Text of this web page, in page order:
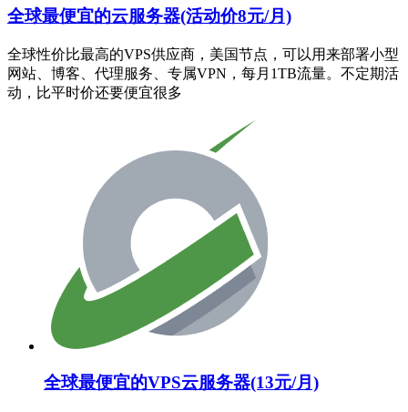
全球最便宜的云服务器(活动价8元/月)
全球性价比最高的VPS供应商，美国节点，可以用来部署小型
网站、博客、代理服务、专属VPN，每月1TB流量。不定期活
动，比平时价还要便宜很多
全球最便宜的VPS云服务器(13元/月)